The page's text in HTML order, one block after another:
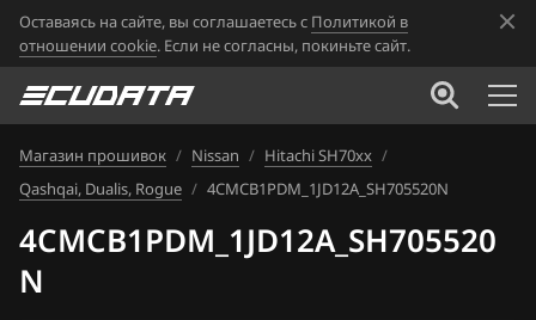
Оставаясь на сайте, вы соглашаетесь с Политикой в
отношении cookie. Если не согласны, покиньте сайт.
Магазин прошивок / Nissan / Hitachi SH70xx /
Qashqai, Dualis, Rogue / 4CMCB1PDM_1JD12A_SH705520N
4CMCB1PDM_1JD12A_SH705520
N